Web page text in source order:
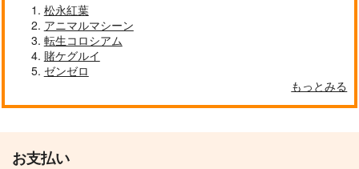
松永紅葉
アニマルマシーン
転生コロシアム
賭ケグルイ
ゼンゼロ
もっとみる
お支払い